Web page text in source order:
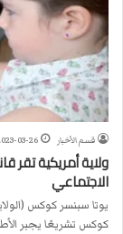
قسم الأخبار 03-26
ولاية أمريكية تقر
الاجتماعي
يوتا سبنسر كوكس
كوكس تشريعًا يجبر